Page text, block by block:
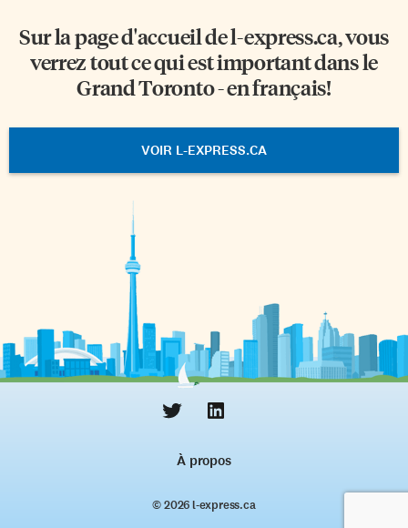
Sur la page d'accueil del-express.ca, vous
verrez tout ce qui est important dans le
Grand Toronto - en français!
VOIR L-EXPRESS.CA
À propos
© 2026 l‑express.ca